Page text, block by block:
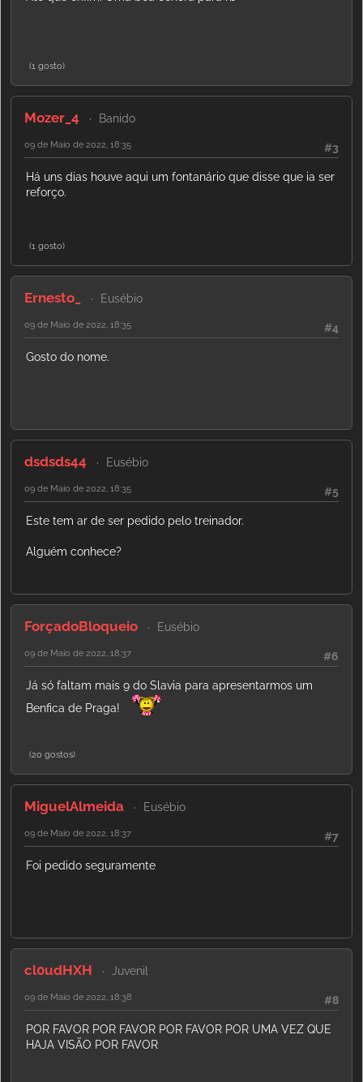
(1 gosto)
Mozer_4 Banido
#3
09 de Maio de 2022, 18:35
Há uns dias houve aqui um fontanário que disse que ia ser
reforço.
(1 gosto)
Ernesto_ Eusébio
#4
09 de Maio de 2022, 18:35
Gosto do nome.
dsdsds44 Eusébio
#5
09 de Maio de 2022, 18:35
Este tem ar de ser pedido pelo treinador.
Alguém conhece?
ForçadoBloqueio Eusébio
#6
09 de Maio de 2022, 18:37
Já só faltam mais 9 do Slavia para apresentarmos um
Benfica de Praga!
(20 gostos)
MiguelAlmeida Eusébio
#7
09 de Maio de 2022, 18:37
Foi pedido seguramente
cl0udHXH Juvenil
#8
09 de Maio de 2022, 18:38
POR FAVOR POR FAVOR POR FAVOR POR UMA VEZ QUE
HAJA VISÃO POR FAVOR